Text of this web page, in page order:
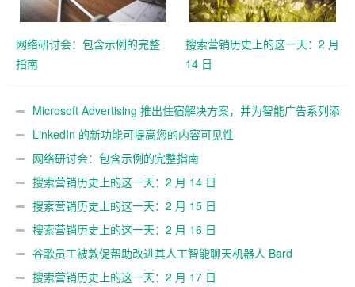
网络研讨会：包含示例的完整
指南
搜索营销历史上的这一天：2 月
14 日
Microsoft Advertising 推出住宿解决方案，并为智能广告系列添
加 11 个新的 Google 导入市场
LinkedIn 的新功能可提高您的内容可见性
网络研讨会：包含示例的完整指南
搜索营销历史上的这一天：2 月 14 日
搜索营销历史上的这一天：2 月 15 日
搜索营销历史上的这一天：2 月 16 日
谷歌员工被敦促帮助改进其人工智能聊天机器人 Bard
搜索营销历史上的这一天：2 月 17 日